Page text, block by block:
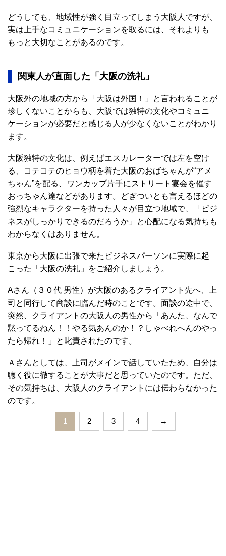
どうしても、地域性が強く目立ってしまう大阪人ですが、
実は上手なコミュニケーションを取るには、それよりも
もっと大切なことがあるのです。
関東人が直面した「大阪の洗礼」
大阪外の地域の方から「大阪は外国！」と言われることが
珍しくないことからも、大阪では独特の文化やコミュニ
ケーションが必要だと感じる人が少なくないことがわかり
ます。
大阪独特の文化は、例えばエスカレーターでは左を空け
る、コテコテのヒョウ柄を着た大阪のおばちゃんが“アメ
ちゃん”を配る、ワンカップ片手にストリート宴会を催す
おっちゃん達などがあります。どぎついとも言えるほどの
強烈なキャラクターを持った人々が目立つ地域で、「ビジ
ネスがしっかりできるのだろうか」と心配になる気持ちも
わからなくはありません。
東京から大阪に出張で来たビジネスパーソンに実際に起
こった「大阪の洗礼」をご紹介しましょう。
Aさん（３０代 男性）が大阪のあるクライアント先へ、上
司と同行して商談に臨んだ時のことです。面談の途中で、
突然、クライアントの大阪人の男性から「あんた、なんで
黙ってるねん！！やる気あんのか！？しゃべれへんのやっ
たら帰れ！」と叱責されたのです。
Ａさんとしては、上司がメインで話していたため、自分は
聴く役に徹することが大事だと思っていたのです。ただ、
その気持ちは、大阪人のクライアントには伝わらなかった
のです。
1 2 3 4 →